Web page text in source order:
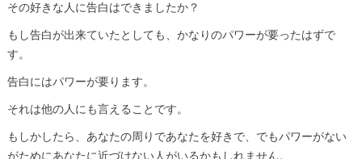
その好きな人に告白はできましたか？
もし告白が出来ていたとしても、かなりのパワーが要ったはずで
す。
告白にはパワーが要ります。
それは他の人にも言えることです。
もしかしたら、あなたの周りであなたを好きで、でもパワーがない
がためにあなたに近づけない人がいるかもしれません。